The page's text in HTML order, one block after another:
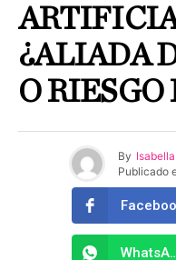
¿ALIADA
O RIESGO
By
Publicado